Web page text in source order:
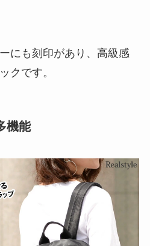
にも刻印があり、高級感
クです。
機能